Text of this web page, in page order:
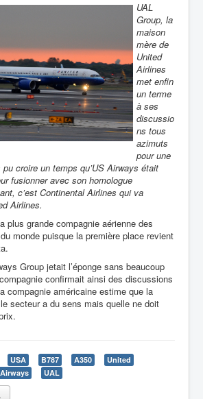
UAL
Group, la
maison
mère de
United
Airlines
met enfin
un terme
à ses
discussio
ns tous
azimuts
pour une
croire un temps qu’US Airways était
fusionner avec son homologue
c’est Continental Airlines qui va
Airlines.
plus grande compagnie aérienne des
monde puisque la première place revient
Group jetait l’éponge sans beaucoup
confirmait ainsi des discussions
compagnie américaine estime que la
secteur a du sens mais quelle ne doit
USA B787 A350
United
UAL